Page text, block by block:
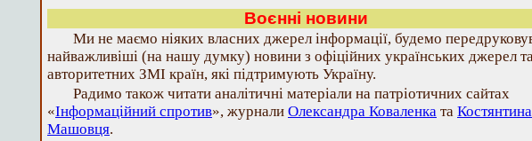
Воєнні новини
Ми не маємо ніяких власних джерел інформації, будемо
найважливіші (на нашу думку) новини з офіційних українських джерел
авторитетних ЗМІ країн, які підтримують Україну.
Радимо також читати аналітичні матеріали на патріотичних сайтах
«Інформаційний спротив», журнали Олександра Коваленка та Костянтина
Машовця.